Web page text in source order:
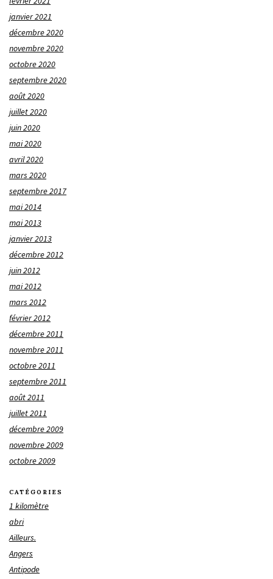
janvier 2021
décembre 2020
novembre 2020
octobre 2020
septembre 2020
août 2020
juillet 2020
juin 2020
mai 2020
avril 2020
mars 2020
septembre 2017
mai 2014
mai 2013
janvier 2013
décembre 2012
juin 2012
mai 2012
mars 2012
février 2012
décembre 2011
novembre 2011
octobre 2011
septembre 2011
août 2011
juillet 2011
décembre 2009
novembre 2009
octobre 2009
CATÉGORIES
1 kilomètre
abri
Ailleurs.
Angers
Antipode